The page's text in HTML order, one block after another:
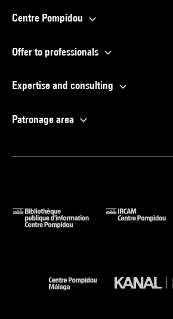
Centre Pompidou
Offer to professionals
Expertise and consulting
Patronage area